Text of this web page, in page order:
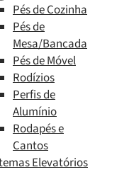
Pés de Cozinha
Pés de
Mesa/Bancada
Pés de Móvel
Rodízios
Perfis de
Alumínio
Rodapés e
Cantos
Elevatórios